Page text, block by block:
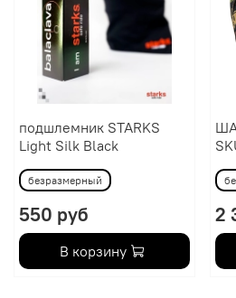
подшлемник STARKS
Light Silk Black
безразмерный
550 руб
В корзину
2